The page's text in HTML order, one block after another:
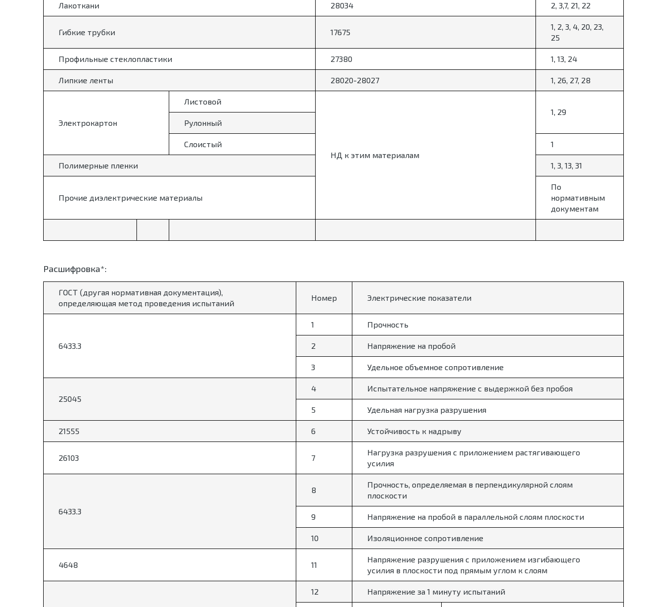
Лакоткани 28034 2, 3,7, 21, 22
Гибкие трубки 17675
1, 2, 3, 4, 20, 23,
25
Профильные стеклопластики 27380 1, 13, 24
Липкие ленты 28020-28027 1, 26, 27, 28
Электрокартон
Листовой
НД к этим материалам
1, 29
Рулонный
Слоистый 1
Полимерные пленки 1, 3, 13, 31
Прочие диэлектрические материалы
По
нормативным
документам
Расшифровка*:
ГОСТ (другая нормативная документация),
определяющая метод проведения испытаний
Номер Электрические показатели
6433.3
1 Прочность
2 Напряжение на пробой
3 Удельное объемное сопротивление
25045
4 Испытательное напряжение с выдержкой без пробоя
5 Удельная нагрузка разрушения
21555 6 Устойчивость к надрыву
26103 7
Нагрузка разрушения с приложением растягивающего
усилия
6433.3
8
Прочность, определяемая в перпендикулярной слоям
плоскости
9 Напряжение на пробой в параллельной слоям плоскости
10 Изоляционное сопротивление
4648 11
Напряжение разрушения с приложением изгибающего
усилия в плоскости под прямым углом к слоям
12 Напряжение за 1 минуту испытаний